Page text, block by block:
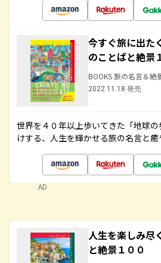
今すぐ旅に出た
のことばと絶景
BOOKS 旅の名言＆絶
2022.11.18 発売
世界を４０年以上歩いてきた「地球
けする、人生を輝かせる旅の名言と
AD
人生を楽しみ尽
と絶景１００